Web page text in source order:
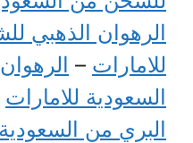
الرهوان الذهبي
للامارات –
السعودية للامارات
البري من